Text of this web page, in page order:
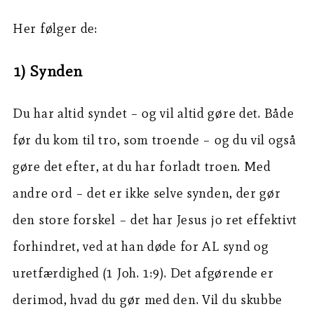
Her følger de:
1) Synden
Du har altid syndet – og vil altid gøre det. Både
før du kom til tro, som troende – og du vil også
gøre det efter, at du har forladt troen. Med
andre ord – det er ikke selve synden, der gør
den store forskel – det har Jesus jo ret effektivt
forhindret, ved at han døde for AL synd og
uretfærdighed (1 Joh. 1:9). Det afgørende er
derimod, hvad du gør med den. Vil du skubbe